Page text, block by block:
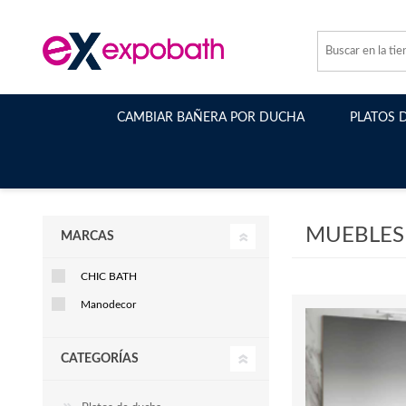
CAMBIAR BAÑERA POR DUCHA PLATOS
MARCAS
CHIC BATH
Manodecor
CATEGORÍAS